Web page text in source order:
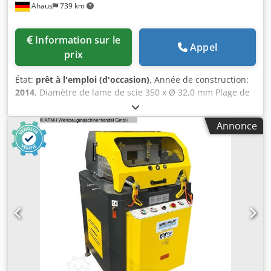
Ahaus 739 km
prix
Appel
État: prêt à l'emploi (d'occasion), Année de construction:
2014, Diamètre de lame de scie 350 x Ø 32,0 mm Plage de
coupe à degré : plat 175 x 75 mm Plage de coupe à degré :
carré 110 x 110 mm Plage de coupe à degré : plat 100 x 80
mm Plage de coupe à degré : carré 85 x 85 mm Vitesse de
rotation 3 000 tr/min Puissance totale requise 1,5 kW Poids
de la machine env. 180 kg Encombrement env. 870 x 710 x
1 435 mm Équipement : - Scie circulaire semi-automatique
pour la coupe de profilés en PVC et aluminium -
Commande de sécurité à deux mains - Réglage des angles
d’onglet : * gauche * droite 0 / + / + - Grand carter de
protection couvrant toute la zone de travail - Lame de scie
- 2 vérins de serrage pneumatiques verticaux - Avance de
lame ou de coupe réglable - Pistolet à air pour
dépoussiérage Cjdsyu U Dfopfx Anmjrf Processus de travail
Annonce